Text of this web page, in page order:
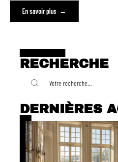
En savoir plus
RECHERCHE
DERNIÈRES